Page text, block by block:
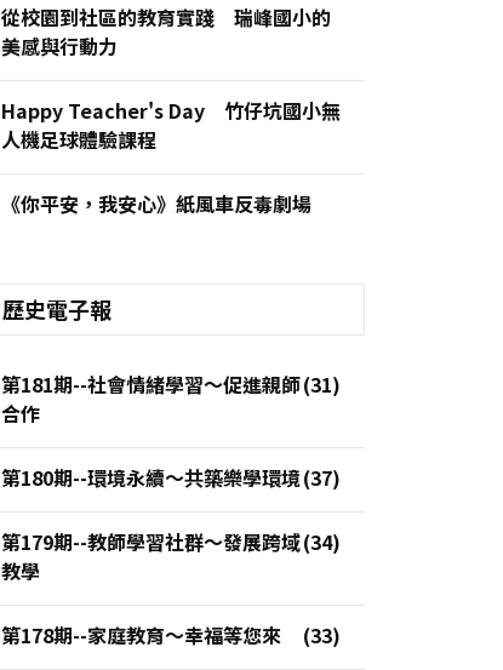
從校園到社區的教育實踐 瑞峰國小的
美感與行動力
Happy Teacher's Day 竹仔坑國小無
人機足球體驗課程
《你平安，我安心》紙風車反毒劇場
歷史電子報
第181期--社會情緒學習～促進親師
合作
第180期--環境永續～共築樂學環境
第179期--教師學習社群～發展跨域
教學
第178期--家庭教育～幸福等您來